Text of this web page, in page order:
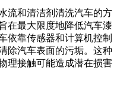
流和清洁剂清洗汽车的方
在最大限度地降低汽车漆
依靠传感器和计算机控制
除汽车表面的污垢。这种
理接触可能造成潜在损害